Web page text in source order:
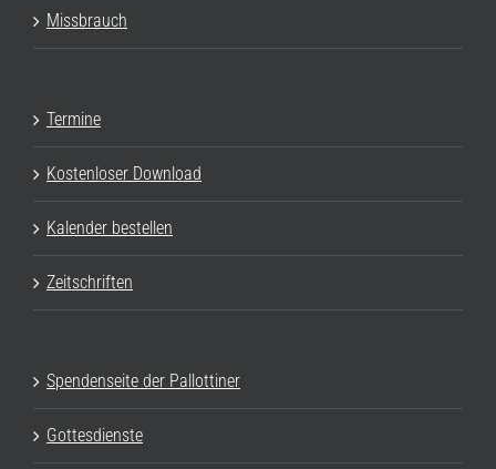
Missbrauch
Termine
Kostenloser Download
Kalender bestellen
Zeitschriften
Spendenseite der Pallottiner
Gottesdienste